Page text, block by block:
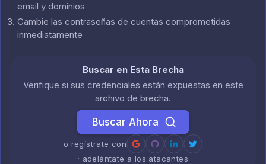
email y dominios
Cambie las contraseñas de cuentas comprometidas
inmediatamente
Buscar en Esta Brecha
Verifique si sus credenciales están expuestas en este
archivo de brecha.
Buscar Ahora
o regístrate con
· adelántate a los atacantes